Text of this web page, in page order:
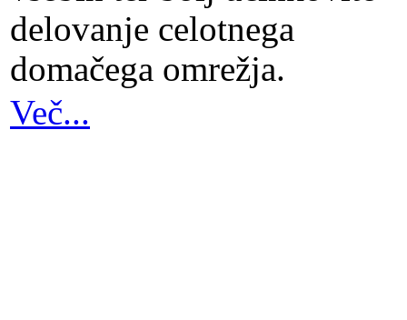
delovanje celotnega
domačega omrežja.
Več...